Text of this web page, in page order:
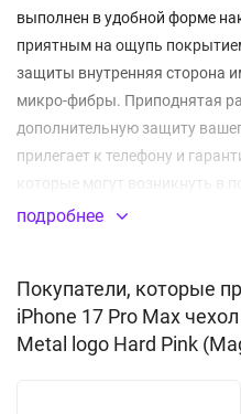
выполнен в удобной форме
приятным на ощупь
защиты внутренняя сторона
микро-фибры. Приподнятая
дополнительную защиту
прилегает к телефону и
которые могут возникнуть в
Боковые клавиши
разъемам и элементам
препятствует nfc сигналу.
MagSafe вы сможете легко
магсэйф. Дополняет дизайн
подробнее
Покупатели, которые
iPhone 17 Pro Max
Metal logo Hard Pink